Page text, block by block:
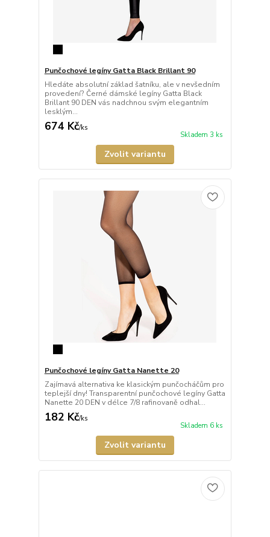
Punčochové legíny Gatta Black Brillant 90
Hledáte absolutní základ šatníku, ale v nevšedním
provedení? Černé dámské legíny Gatta Black
Brillant 90 DEN vás nadchnou svým elegantním
lesklým...
674 Kč/ks
Skladem 3 ks
Zvolit variantu
Punčochové legíny Gatta Nanette 20
Zajímavá alternativa ke klasickým punčocháčům pro
teplejší dny! Transparentní punčochové legíny Gatta
Nanette 20 DEN v délce 7/8 rafinovaně odhal...
182 Kč/ks
Skladem 6 ks
Zvolit variantu